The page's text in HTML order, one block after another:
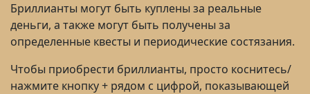
Бриллианты могут быть куплены за реальные
деньги, а также могут быть получены за
определенные квесты и периодические состязания.
Чтобы приобрести бриллианты, просто коснитесь/
нажмите кнопку + рядом с цифрой, показывающей